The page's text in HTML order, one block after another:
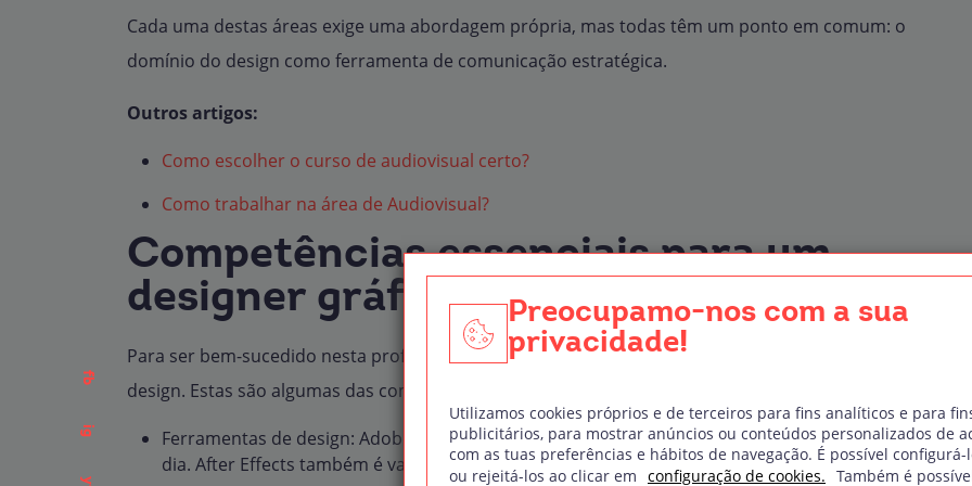
fb
ig
Cada uma destas áreas exige uma abordagem própria, mas todas têm um ponto em comum: o
domínio do design como ferramenta de comunicação estratégica.
Outros artigos:
Como escolher o curso de audiovisual certo?
Como trabalhar na área de Audiovisual?
Competências essenciais para um
designer gráfico
Para ser bem-sucedido nesta profissão, é preciso mais do que saber mexer em programas de
design. Estas são algumas das competências fundamentais:
Ferramentas de design: Adobe Photoshop, Illustrator e InDesign são os básicos do dia a
dia. After Effects também é valorizado para quem trabalha com motion design.
Preocupamo-nos com a sua
privacidade!
Utilizamos cookies próprios e de terceiros para fins analíticos e para
publicitários, para mostrar anúncios ou conteúdos personalizados de
com as tuas preferências e hábitos de navegação. É possível configurá-
ou rejeitá-los ao clicar em configuração de cookies. Também é